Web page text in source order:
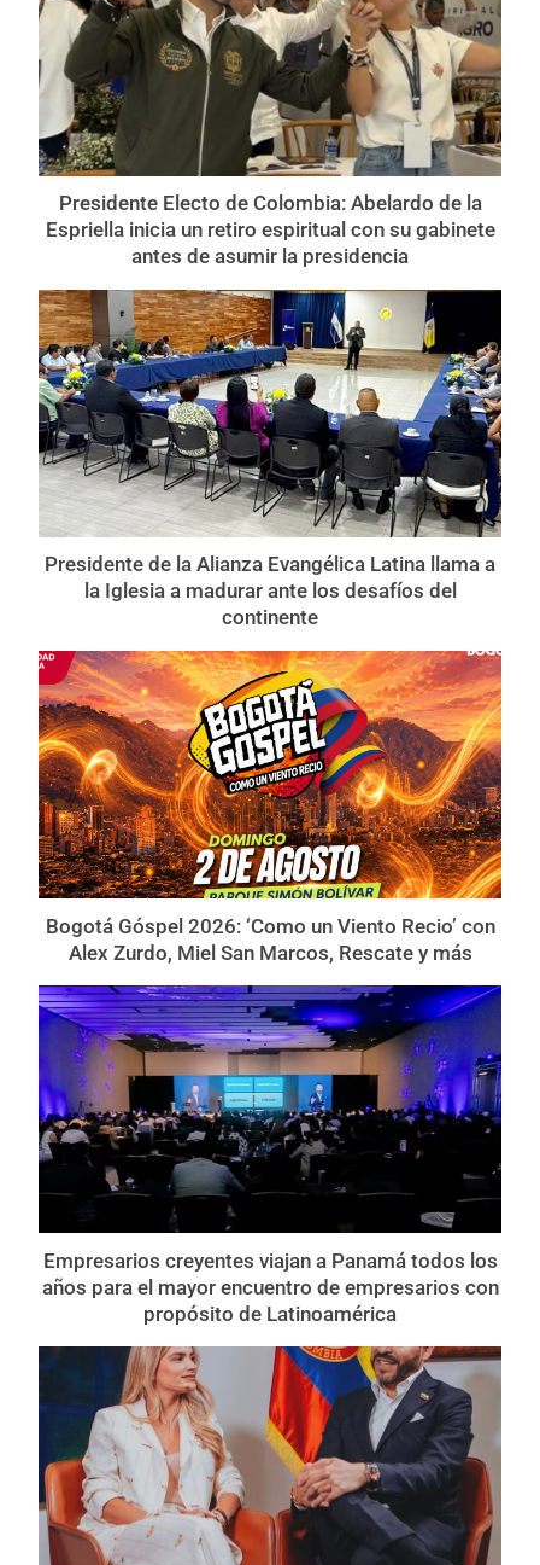
Presidente Electo de Colombia: Abelardo de la
Espriella inicia un retiro espiritual con su gabinete
antes de asumir la presidencia
Presidente de la Alianza Evangélica Latina llama a
la Iglesia a madurar ante los desafíos del
continente
Bogotá Góspel 2026: ‘Como un Viento Recio’ con
Alex Zurdo, Miel San Marcos, Rescate y más
Empresarios creyentes viajan a Panamá todos los
años para el mayor encuentro de empresarios con
propósito de Latinoamérica